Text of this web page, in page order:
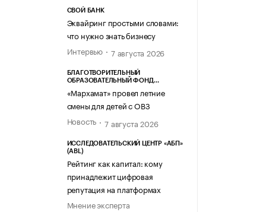
СВОЙ БАНК
Эквайринг простыми словами:
что нужно знать бизнесу
Интервью
7 августа 2026
БЛАГОТВОРИТЕЛЬНЫЙ
ОБРАЗОВАТЕЛЬНЫЙ ФОНД
«Мархамат» провел летние
смены для детей с ОВЗ
Новость
7 августа 2026
ИССЛЕДОВАТЕЛЬСКИЙ ЦЕНТР «АБП»
(ABL)
Рейтинг как капитал: кому
принадлежит цифровая
репутация на платформах
Мнение эксперта